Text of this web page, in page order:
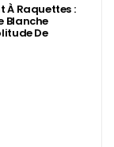
À Raquettes :
Blanche
De